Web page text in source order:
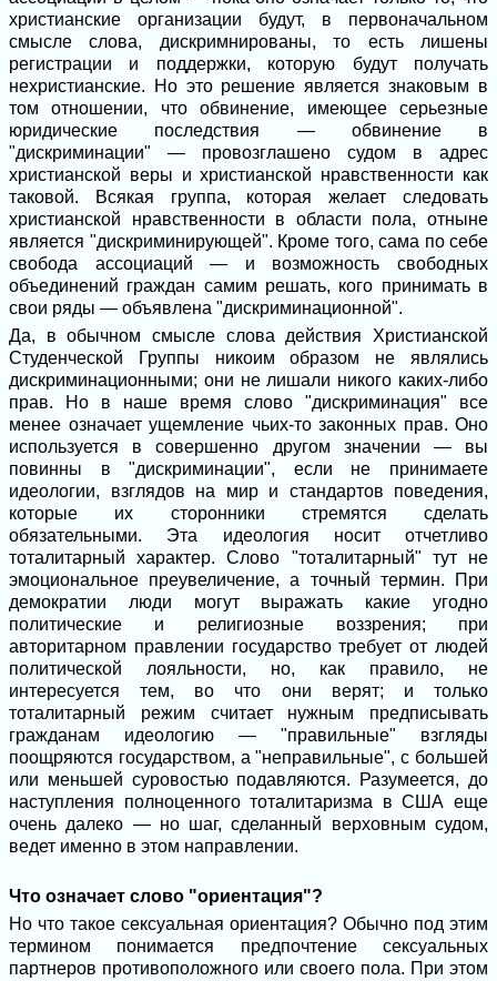
христианские организации будут, в первоначальном
смысле слова, дискримнированы, то есть лишены
регистрации и поддержки, которую будут получать
нехристианские. Но это решение является знаковым в
том отношении, что обвинение, имеющее серьезные
юридические последствия — обвинение в
"дискриминации" — провозглашено судом в адрес
христианской веры и христианской нравственности как
таковой. Всякая группа, которая желает следовать
христианской нравственности в области пола, отныне
является "дискриминирующей". Кроме того, сама по себе
свобода ассоциаций — и возможность свободных
объединений граждан самим решать, кого принимать в
свои ряды — объявлена "дискриминационной".
Да, в обычном смысле слова действия Христианской
Студенческой Группы никоим образом не являлись
дискриминационными; они не лишали никого каких-либо
прав. Но в наше время слово "дискриминация" все
менее означает ущемление чьих-то законных прав. Оно
используется в совершенно другом значении — вы
повинны в "дискриминации", если не принимаете
идеологии, взглядов на мир и стандартов поведения,
которые их сторонники стремятся сделать
обязательными. Эта идеология носит отчетливо
тоталитарный характер. Слово "тоталитарный" тут не
эмоциональное преувеличение, а точный термин. При
демократии люди могут выражать какие угодно
политические и религиозные воззрения; при
авторитарном правлении государство требует от людей
политической лояльности, но, как правило, не
интересуется тем, во что они верят; и только
тоталитарный режим считает нужным предписывать
гражданам идеологию — "правильные" взгляды
поощряются государством, а "неправильные", с большей
или меньшей суровостью подавляются. Разумеется, до
наступления полноценного тоталитаризма в США еще
очень далеко — но шаг, сделанный верховным судом,
ведет именно в этом направлении.
Что означает слово "ориентация"?
Но что такое сексуальная ориентация? Обычно под этим
термином понимается предпочтение сексуальных
партнеров противоположного или своего пола. При этом